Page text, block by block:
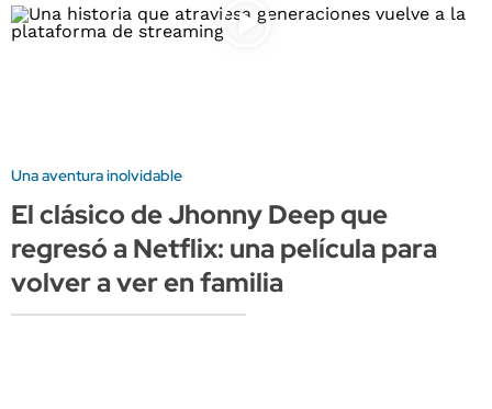
Una aventura inolvidable
El clásico de Jhonny Deep que
regresó a Netflix: una película para
volver a ver en familia